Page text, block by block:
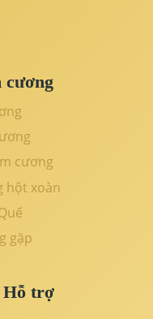
cương
cương
hột xoàn
gặp
Hỗ trợ